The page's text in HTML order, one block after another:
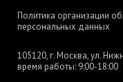
Политика организации
персональных данных
105120, г. Москва, ул.
время работы: 9:00-18:00